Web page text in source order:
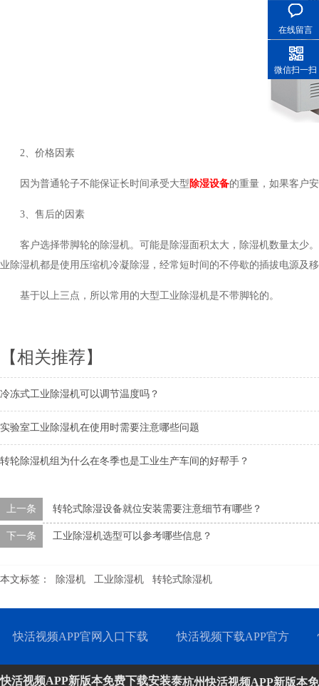
2、价格因素
因为普通轮子不能保证长时间承受大型 除湿设备的重量，如果客
3、售后的因素
客户选择带脚轮的除湿机。可能是除湿面积太大，除湿机数量太少
业除湿机都是使用压缩机冷凝除湿，经常短时间的不停歇的插拔电源及移
基于以上三点，所以常用的大型工业除湿机是不带脚轮的。
【相关推荐】
冷冻式工业除湿机可以调节温度吗？
实验室工业除湿机在使用时需要注意哪些问题
转轮除湿机组为什么在冬季也是工业生产车间的好帮手？
上一条 转轮式除湿设备就位安装需要注意细节有哪些？
下一条 工业除湿机选型可以参考哪些信息？
本文标签： 除湿机 工业除湿机 转轮式除湿机
快活视频APP官网入口下载 快活视频下载APP官方
快活视频APP新版本免费下载安装泰杭州快活视频APP新版本
在线留言
微信扫一扫